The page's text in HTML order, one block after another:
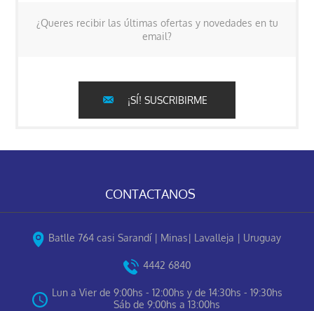
¿Queres recibir las últimas ofertas y novedades en tu
email?
¡SÍ! SUSCRIBIRME
CONTACTANOS
Batlle 764 casi Sarandí | Minas| Lavalleja | Uruguay
4442 6840
Lun a Vier de 9:00hs - 12:00hs y de 14:30hs - 19:30hs
Sáb de 9:00hs a 13:00hs